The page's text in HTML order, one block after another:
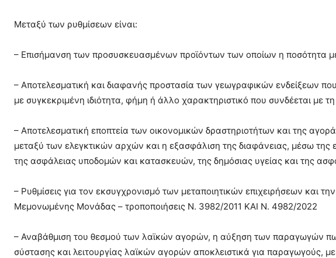
Μεταξύ των ρυθμίσεων είναι:
– Επισήμανση των προσυσκευασμένων προϊόντων των οποίων η ποσότητα
– Αποτελεσματική και διαφανής προστασία των γεωγραφικών ενδείξεων
με συγκεκριμένη ιδιότητα, φήμη ή άλλο χαρακτηριστικό που συνδέεται με
– Αποτελεσματική εποπτεία των οικονομικών δραστηριοτήτων και της
μεταξύ των ελεγκτικών αρχών και η εξασφάλιση της διαφάνειας, μέσω της
της ασφάλειας υποδομών και κατασκευών, της δημόσιας υγείας και της
– Ρυθμίσεις για τον εκσυγχρονισμό των μεταποιητικών επιχειρήσεων και
Μεμονωμένης Μονάδας – τροποποιήσεις Ν. 3982/2011 ΚΑΙ Ν. 4982/2022
– Αναβάθμιση του θεσμού των λαϊκών αγορών, η αύξηση των παραγωγών
σύστασης και λειτουργίας λαϊκών αγορών αποκλειστικά για παραγωγούς,